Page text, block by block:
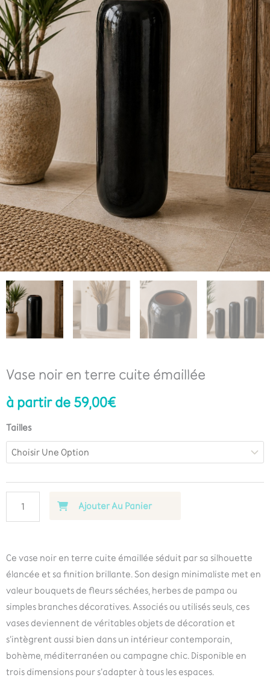
Vase noir en terre cuite émaillée
à partir de 59,00€
Tailles
Ajouter Au Panier
Ce vase noir en terre cuite émaillée séduit par sa silhouette
élancée et sa finition brillante. Son design minimaliste met en
valeur bouquets de fleurs séchées, herbes de pampa ou
simples branches décoratives. Associés ou utilisés seuls, ces
vases deviennent de véritables objets de décoration et
s’intègrent aussi bien dans un intérieur contemporain,
bohème, méditerranéen ou campagne chic. Disponible en
trois dimensions pour s’adapter à tous les espaces.